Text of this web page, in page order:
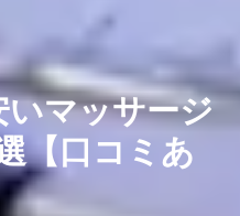
マッサージ
【口コミあ